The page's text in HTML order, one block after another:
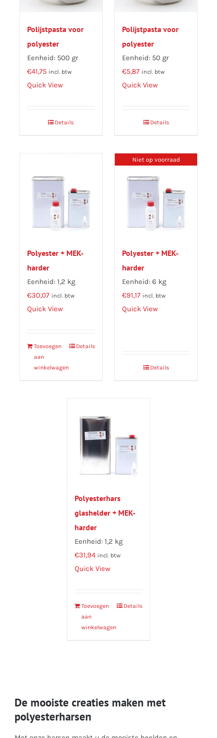
Polijstpasta voor
polyester
Eenheid: 500 gr
€41,75 incl. btw
Quick View
Details
Polijstpasta voor
polyester
Eenheid: 50 gr
€5,87 incl. btw
Quick View
Details
Polyester + MEK-
harder
Eenheid: 1,2 kg
€30,07 incl. btw
Quick View
Toevoegen
aan
winkelwagen
Details
Niet op voorraad
Polyester + MEK-
harder
Eenheid: 6 kg
€91,17 incl. btw
Quick View
Details
Polyesterhars
glashelder + MEK-
harder
Eenheid: 1,2 kg
€31,94 incl. btw
Quick View
Toevoegen
aan
winkelwagen
Details
De mooiste creaties maken met
polyesterharsen